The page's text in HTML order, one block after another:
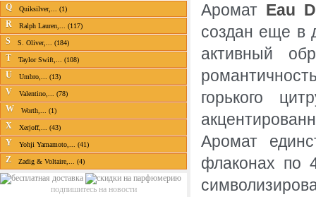
Q Quiksilver,... (1)
R Ralph Lauren,... (117)
S S. Oliver,... (184)
T Taylor Swift,... (108)
U Umbro,... (13)
V Valentino,... (78)
W Worth,... (1)
X Xerjoff,... (43)
Y Yohji Yamamoto,... (41)
Z Zadig & Voltaire,... (4)
подпишитесь на новости
Аромат Eau
создан еще в
активный
горького
Аромат
флаконах по